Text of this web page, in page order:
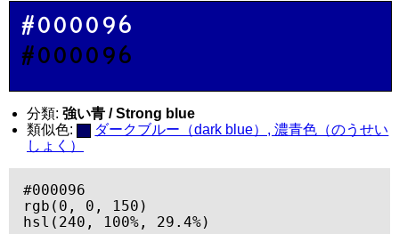
#000096
#000096
分類: 強い青 / Strong blue
類似色:
ダークブルー（dark blue）, 濃青色（のうせい
しょく）
#000096
rgb(0, 0, 150)
hsl(240, 100%, 29.4%)